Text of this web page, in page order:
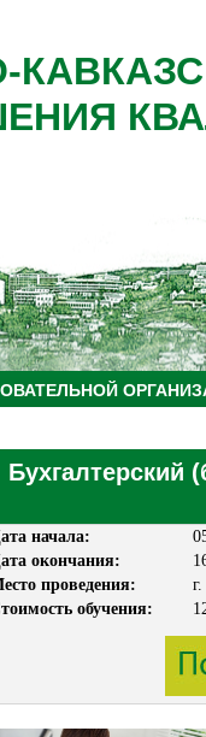
Бухгалтерский
начала:
окончания:
проведения:
обучения: